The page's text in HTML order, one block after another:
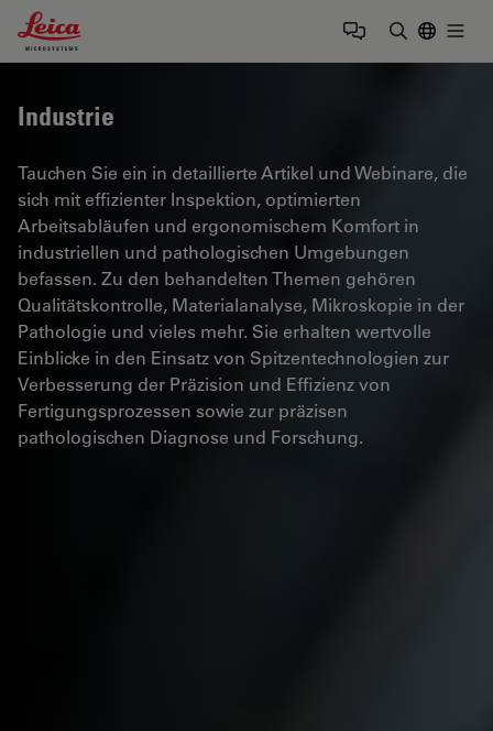
Leica Microsystems Logo
Industrie
Tauchen Sie ein in detaillierte Artikel und Webinare, die
sich mit effizienter Inspektion, optimierten
Arbeitsabläufen und ergonomischem Komfort in
industriellen und pathologischen Umgebungen
befassen. Zu den behandelten Themen gehören
Qualitätskontrolle, Materialanalyse, Mikroskopie in der
Pathologie und vieles mehr. Sie erhalten wertvolle
Einblicke in den Einsatz von Spitzentechnologien zur
Verbesserung der Präzision und Effizienz von
Fertigungsprozessen sowie zur präzisen
pathologischen Diagnose und Forschung.